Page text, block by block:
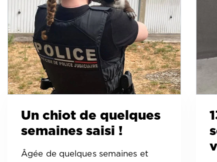
Un chiot de quelques
semaines saisi !
Âgée de quelques semaines et